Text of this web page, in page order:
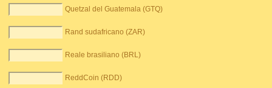
Quetzal del Guatemala (GTQ)
Rand sudafricano (ZAR)
Reale brasiliano (BRL)
ReddCoin (RDD)